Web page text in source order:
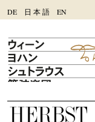
DE 日 本語 EN